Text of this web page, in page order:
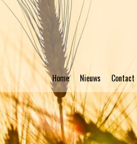
Home Nieuws Contact